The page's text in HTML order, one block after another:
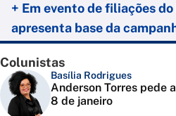
+ Em evento de filiações
apresenta base da
Colunistas
Basília Rodrigues
Anderson Torres pede
8 de janeiro